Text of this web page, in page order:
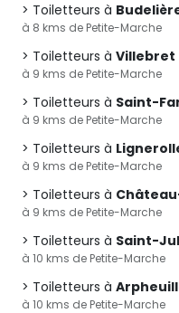
Toiletteurs à
à 8 kms de Petite-Marche
Toiletteurs à Villebret
à 9 kms de Petite-Marche
Toiletteurs à Saint-
à 9 kms de Petite-Marche
Toiletteurs à
à 9 kms de Petite-Marche
Toiletteurs à
à 9 kms de Petite-Marche
Toiletteurs à Saint-
à 10 kms de Petite-Marche
Toiletteurs à
à 10 kms de Petite-Marche